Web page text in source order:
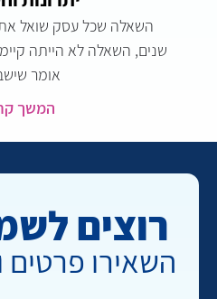
השאלה שכל עסק שואל את
שנים, השאלה לא הייתה
אומר
המשך
רוצים
השאירו פרטים